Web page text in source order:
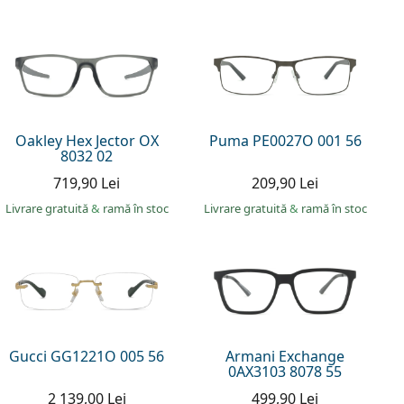
Oakley Hex Jector OX
8032 02
719,90 Lei
Livrare gratuită& ramă în stoc
Puma PE0027O 001 56
209,90 Lei
Livrare gratuită& ramă în stoc
Gucci GG1221O 005 56
2 139,00 Lei
Armani Exchange
0AX3103 8078 55
499,90 Lei